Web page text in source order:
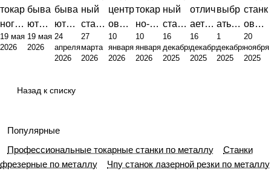
токар
ного
станк
а с
мия,
сть,
ровка
19 мая
2026
быва
ют
станк
и с
нерн
класс
ифик
19 мая
2026
быва
ют
станк
и:
обзор
чения
24
апреля
2026
ный
стано
к это
фунд
пира
миды
27
марта
2026
центр
ов
для
токар
одств
о от
10
января
2026
токар
но-
фрез
ерног
10
января
2026
ный
стано
к:
виды,
ы
16
декабря
2025
отлич
ается
токар
ный
ципы
работ
16
декабря
2025
выбр
ать
токар
ный
1
декабря
2025
станк
ов
для
метал
по
выбо
20
ноября
2025
Назад к списку
Популярные
Профессиональные токарные станки по металлу
Станки
фрезерные по металлу
Чпу станок лазерной резки по металлу